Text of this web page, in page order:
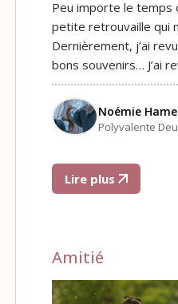
Peu importe le temps
petite retrouvaille qui
Dernièrement, j’ai
bons souvenirs… J’ai
Noémie
Polyvalente
Lire plus
Amitié